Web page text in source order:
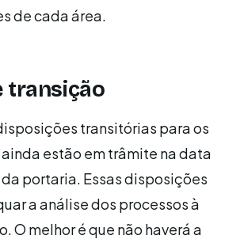
de cada área.
transição
transitórias para os
estão em trâmite na data
portaria. Essas disposições
a análise dos processos à
O melhor é que não haverá a